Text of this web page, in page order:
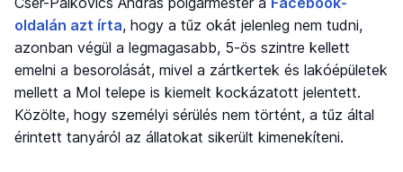
oldalán azt írta, hogy a tűz okát jelenleg nem tudni,
azonban végül a legmagasabb, 5-ös szintre kellett
emelni a besorolását, mivel a zártkertek és lakóépületek
mellett a Mol telepe is kiemelt kockázatott jelentett.
Közölte, hogy személyi sérülés nem történt, a tűz által
érintett tanyáról az állatokat sikerült kimenekíteni.